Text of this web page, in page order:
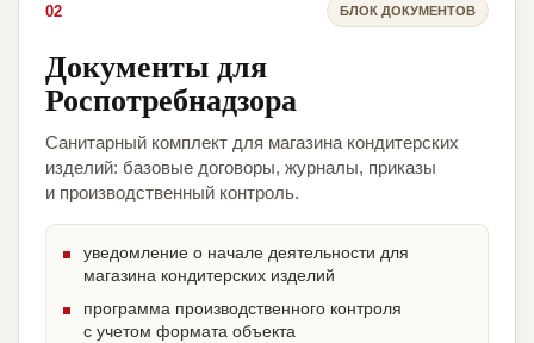
02 БЛОК ДОКУМЕНТОВ
Документы для
Роспотребнадзора
Санитарный комплект для магазина кондитерских
изделий: базовые договоры, журналы, приказы
и производственный контроль.
уведомление о начале деятельности для
магазина кондитерских изделий
программа производственного контроля
с учетом формата объекта